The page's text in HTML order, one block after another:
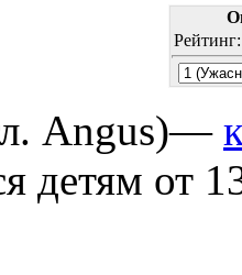
Angus)—
детям от